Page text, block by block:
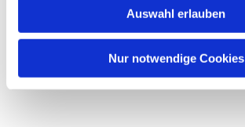
Auswahl erlauben
Nur notwendige Cookies